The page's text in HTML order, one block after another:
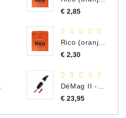
€ 2,85Prijs
Rico (oranje) riet besklarinet 2,5
€ 2,30Prijs
€ 23,95Prijs